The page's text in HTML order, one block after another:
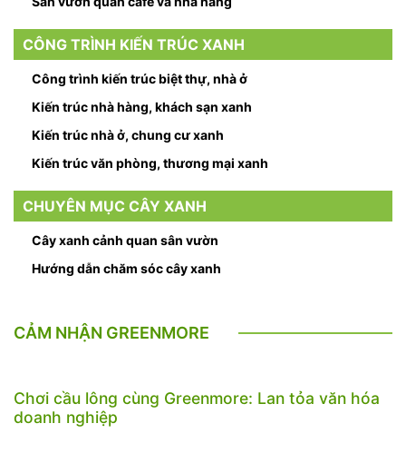
CÔNG TRÌNH KIẾN TRÚC XANH
Công trình kiến trúc biệt thự, nhà ở
Kiến trúc nhà hàng, khách sạn xanh
Kiến trúc nhà ở, chung cư xanh
Kiến trúc văn phòng, thương mại xanh
CHUYÊN MỤC CÂY XANH
Cây xanh cảnh quan sân vườn
Hướng dẫn chăm sóc cây xanh
CẢM NHẬN GREENMORE
Chơi cầu lông cùng Greenmore: Lan tỏa văn hóa
doanh nghiệp